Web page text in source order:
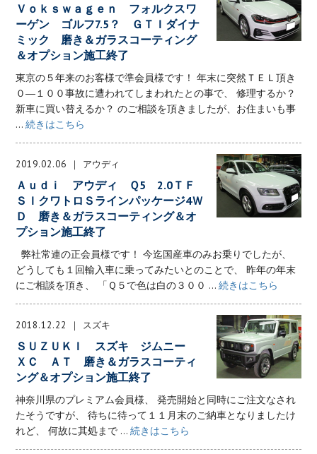
Ｖｏｋｓｗａｇｅｎ フォルクスワ
ーゲン ゴルフ7.5？ ＧＴＩダイナ
ミック 磨き＆ガラスコーティング
＆オプション施工終了
東京の５年来のお客様で準会員様です！ 年末に突然ＴＥＬ頂き
０―１００事故に遭われてしまわれたとの事で、 修理するか？
新車に買い替えるか？ のご相談を頂きましたが、お住まいも事
...続きはこちら
2019.02.06 アウディ
Ａｕｄｉ アウディ Ｑ5 2.0ＴＦ
ＳＩクワトロＳラインパッケージ4Ｗ
Ｄ 磨き＆ガラスコーティング＆オ
プション施工終了
弊社常連の正会員様です！ 今迄国産車のみお乗りでしたが、
どうしても１回輸入車に乗ってみたいとのことで、 昨年の年末
にご相談を頂き、 「Ｑ５で色は白の３００ ...続きはこちら
2018.12.22 スズキ
ＳＵＺＵＫＩ スズキ ジムニー
ＸＣ ＡＴ 磨き＆ガラスコーティ
ング＆オプション施工終了
神奈川県のプレミアム会員様、 発売開始と同時にご注文なされ
たそうですが、 待ちに待って１１月末のご納車となりましたけ
れど、 何故に其処まで ...続きはこちら